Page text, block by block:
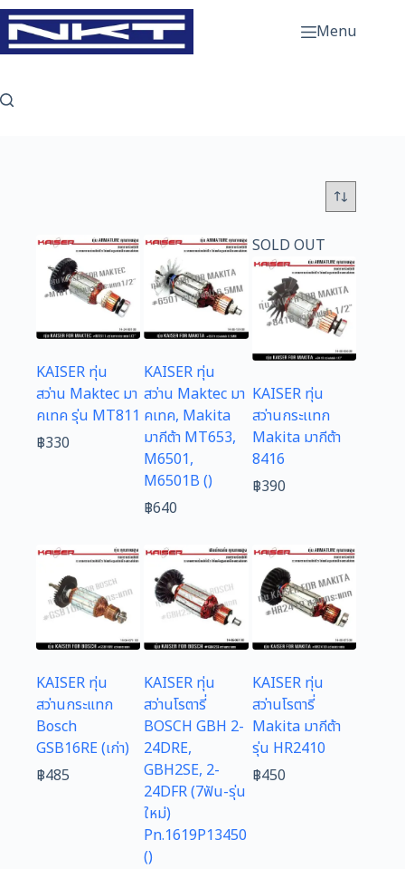
Skip
to
content
Menu
KAISER ทุ่น
สว่าน Maktec มา
คเทค รุ่น MT811
฿330
KAISER ทุ่น
สว่าน Maktec มา
คเทค, Makita
มากีต้า MT653,
M6501,
M6501B ()
฿640
SOLD OUT
KAISER ทุ่น
สว่านกระเเทก
Makita มากีต้า
8416
฿390
KAISER ทุ่น
สว่านกระแทก
Bosch
GSB16RE (เก่า)
฿485
KAISER ทุ่น
สว่านโรตารี่
BOSCH GBH 2-
24DRE,
GBH2SE, 2-
24DFR (7ฟัน-รุ่น
ใหม่)
Pn.1619P13450
()
KAISER ทุ่น
สว่านโรตารี่
Makita มากีต้า
รุ่น HR2410
฿450